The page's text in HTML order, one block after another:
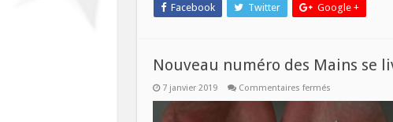
Facebook Twitter Google +
Nouveau numéro des Mains se
7 janvier 2019 Commentaires ferméssur